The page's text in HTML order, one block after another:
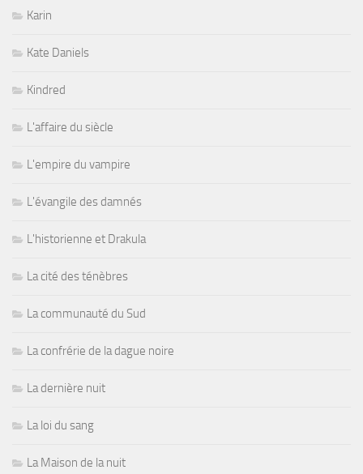
Karin
Kate Daniels
Kindred
L'affaire du siècle
L'empire du vampire
L'évangile des damnés
L'historienne et Drakula
La cité des ténèbres
La communauté du Sud
La confrérie de la dague noire
La dernière nuit
La loi du sang
La Maison de la nuit